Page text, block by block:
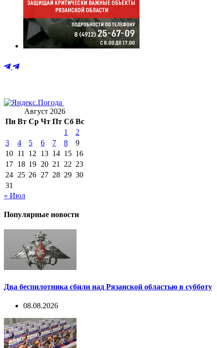
Август 2026
Пн Вт Ср Чт Пт Сб Вс
1
2
3
4 5 6 7 8
9
10 11 12 13 14 15 16
17 18 19 20 21 22 23
24 25 26 27 28 29 30
31
« Июл
Популярные новости
Два беспилотника сбили над Рязанской областью в субботу
08.08.2026